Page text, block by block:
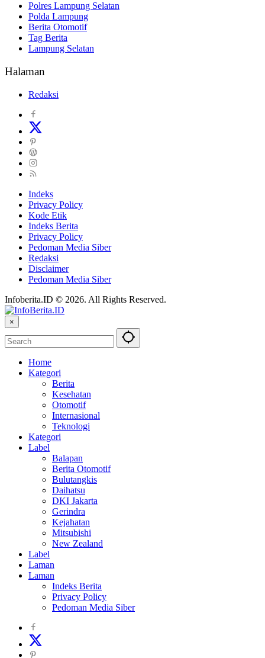
Polres Lampung Selatan
Polda Lampung
Berita Otomotif
Tag Berita
Lampung Selatan
Halaman
Redaksi
Indeks
Privacy Policy
Kode Etik
Indeks Berita
Privacy Policy
Pedoman Media Siber
Redaksi
Disclaimer
Pedoman Media Siber
Infoberita.ID © 2026. All Rights Reserved.
×
Home
Kategori
Berita
Kesehatan
Otomotif
Internasional
Teknologi
Kategori
Label
Balapan
Berita Otomotif
Bulutangkis
Daihatsu
DKI Jakarta
Gerindra
Kejahatan
Mitsubishi
New Zealand
Label
Laman
Laman
Indeks Berita
Privacy Policy
Pedoman Media Siber